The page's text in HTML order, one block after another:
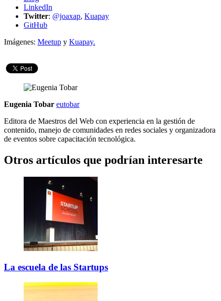
LinkedIn
Twitter: @joaxap, Kuapay
GitHub
Imágenes: Meetup y Kuapay.
Eugenia Tobar eutobar
Editora de Maestros del Web con experiencia en la gestión de
contenido, manejo de comunidades en redes sociales y organizadora
de eventos sobre capacitación tecnológica.
Otros artículos que podrían interesarte
La escuela de las Startups